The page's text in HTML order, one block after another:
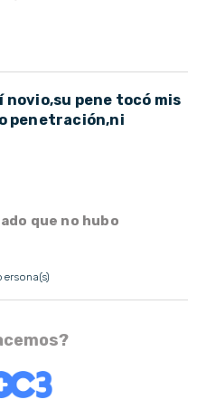
novio,su pene tocó mis
penetración,ni
que no hubo